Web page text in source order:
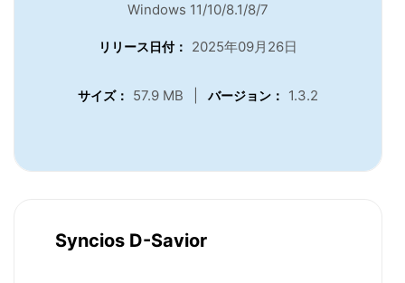
Windows 11/10/8.1/8/7
リリース日付： 2025年09月26日
サイズ： 57.9 MB バージョン： 1.3.2
Syncios D-Savior